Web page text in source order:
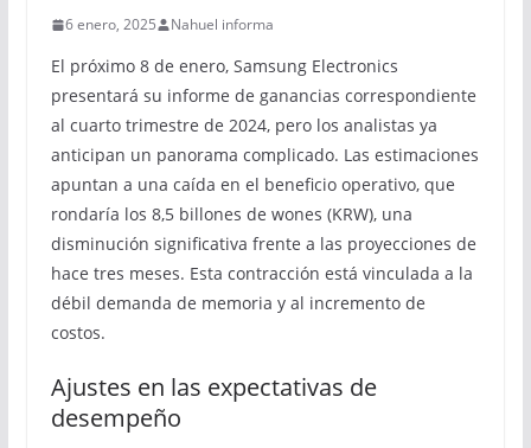
6 enero, 2025 Nahuel informa
El próximo 8 de enero, Samsung Electronics
presentará su informe de ganancias correspondiente
al cuarto trimestre de 2024, pero los analistas ya
anticipan un panorama complicado. Las estimaciones
apuntan a una caída en el beneficio operativo, que
rondaría los 8,5 billones de wones (KRW), una
disminución significativa frente a las proyecciones de
hace tres meses. Esta contracción está vinculada a la
débil demanda de memoria y al incremento de
costos.
Ajustes en las expectativas de
desempeño